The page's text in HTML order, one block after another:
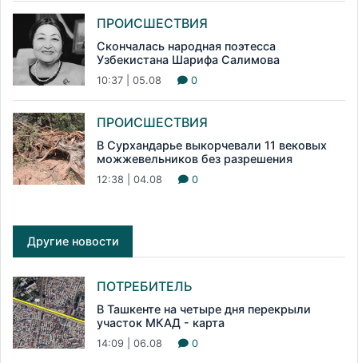
ПРОИСШЕСТВИЯ
Скончалась народная поэтесса
Узбекистана Шарифа Салимова
10:37 | 05.08 0
ПРОИСШЕСТВИЯ
В Сурхандарье выкорчевали 11 вековых
можжевельников без разрешения
12:38 | 04.08 0
Другие новости
ПОТРЕБИТЕЛЬ
В Ташкенте на четыре дня перекрыли
участок МКАД - карта
14:09 | 06.08 0